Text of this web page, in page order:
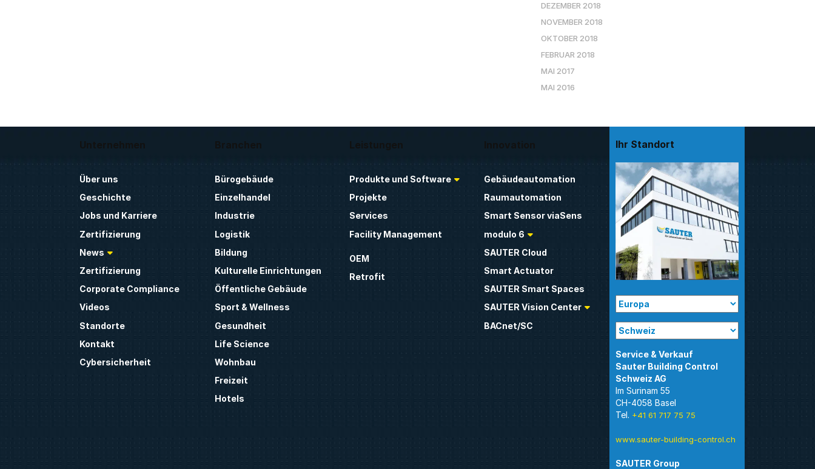
DEZEMBER 2018
NOVEMBER 2018
OKTOBER 2018
FEBRUAR 2018
MAI 2017
MAI 2016
Unternehmen
Über uns
Geschichte
Jobs und Karriere
Zertifizierung
News
Zertifizierung
Corporate Compliance
Videos
Standorte
Kontakt
Cybersicherheit
Branchen
Bürogebäude
Einzelhandel
Industrie
Logistik
Bildung
Kulturelle Einrichtungen
Öffentliche Gebäude
Sport & Wellness
Gesundheit
Life Science
Wohnbau
Freizeit
Hotels
Leistungen
Produkte und Software
Projekte
Services
Facility Management
OEM
Retrofit
Innovation
Gebäudeautomation
Raumautomation
Smart Sensor viaSens
modulo 6
SAUTER Cloud
Smart Actuator
SAUTER Smart Spaces
SAUTER Vision Center
BACnet/SC
Ihr Standort
Sauter Building Control
Im Surinam 55
CH-4058 Basel
Tel. +41 61 717 75 75
www.sauter-building-control.ch
SAUTER Group